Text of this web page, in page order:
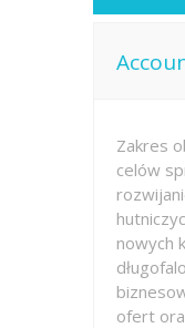
Zakres
celów
nowych
ofert